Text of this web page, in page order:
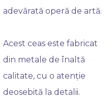
adevărată operă de artă.
Acest ceas este fabricat
din metale de înaltă
calitate, cu o atenție
deosebită la detalii.